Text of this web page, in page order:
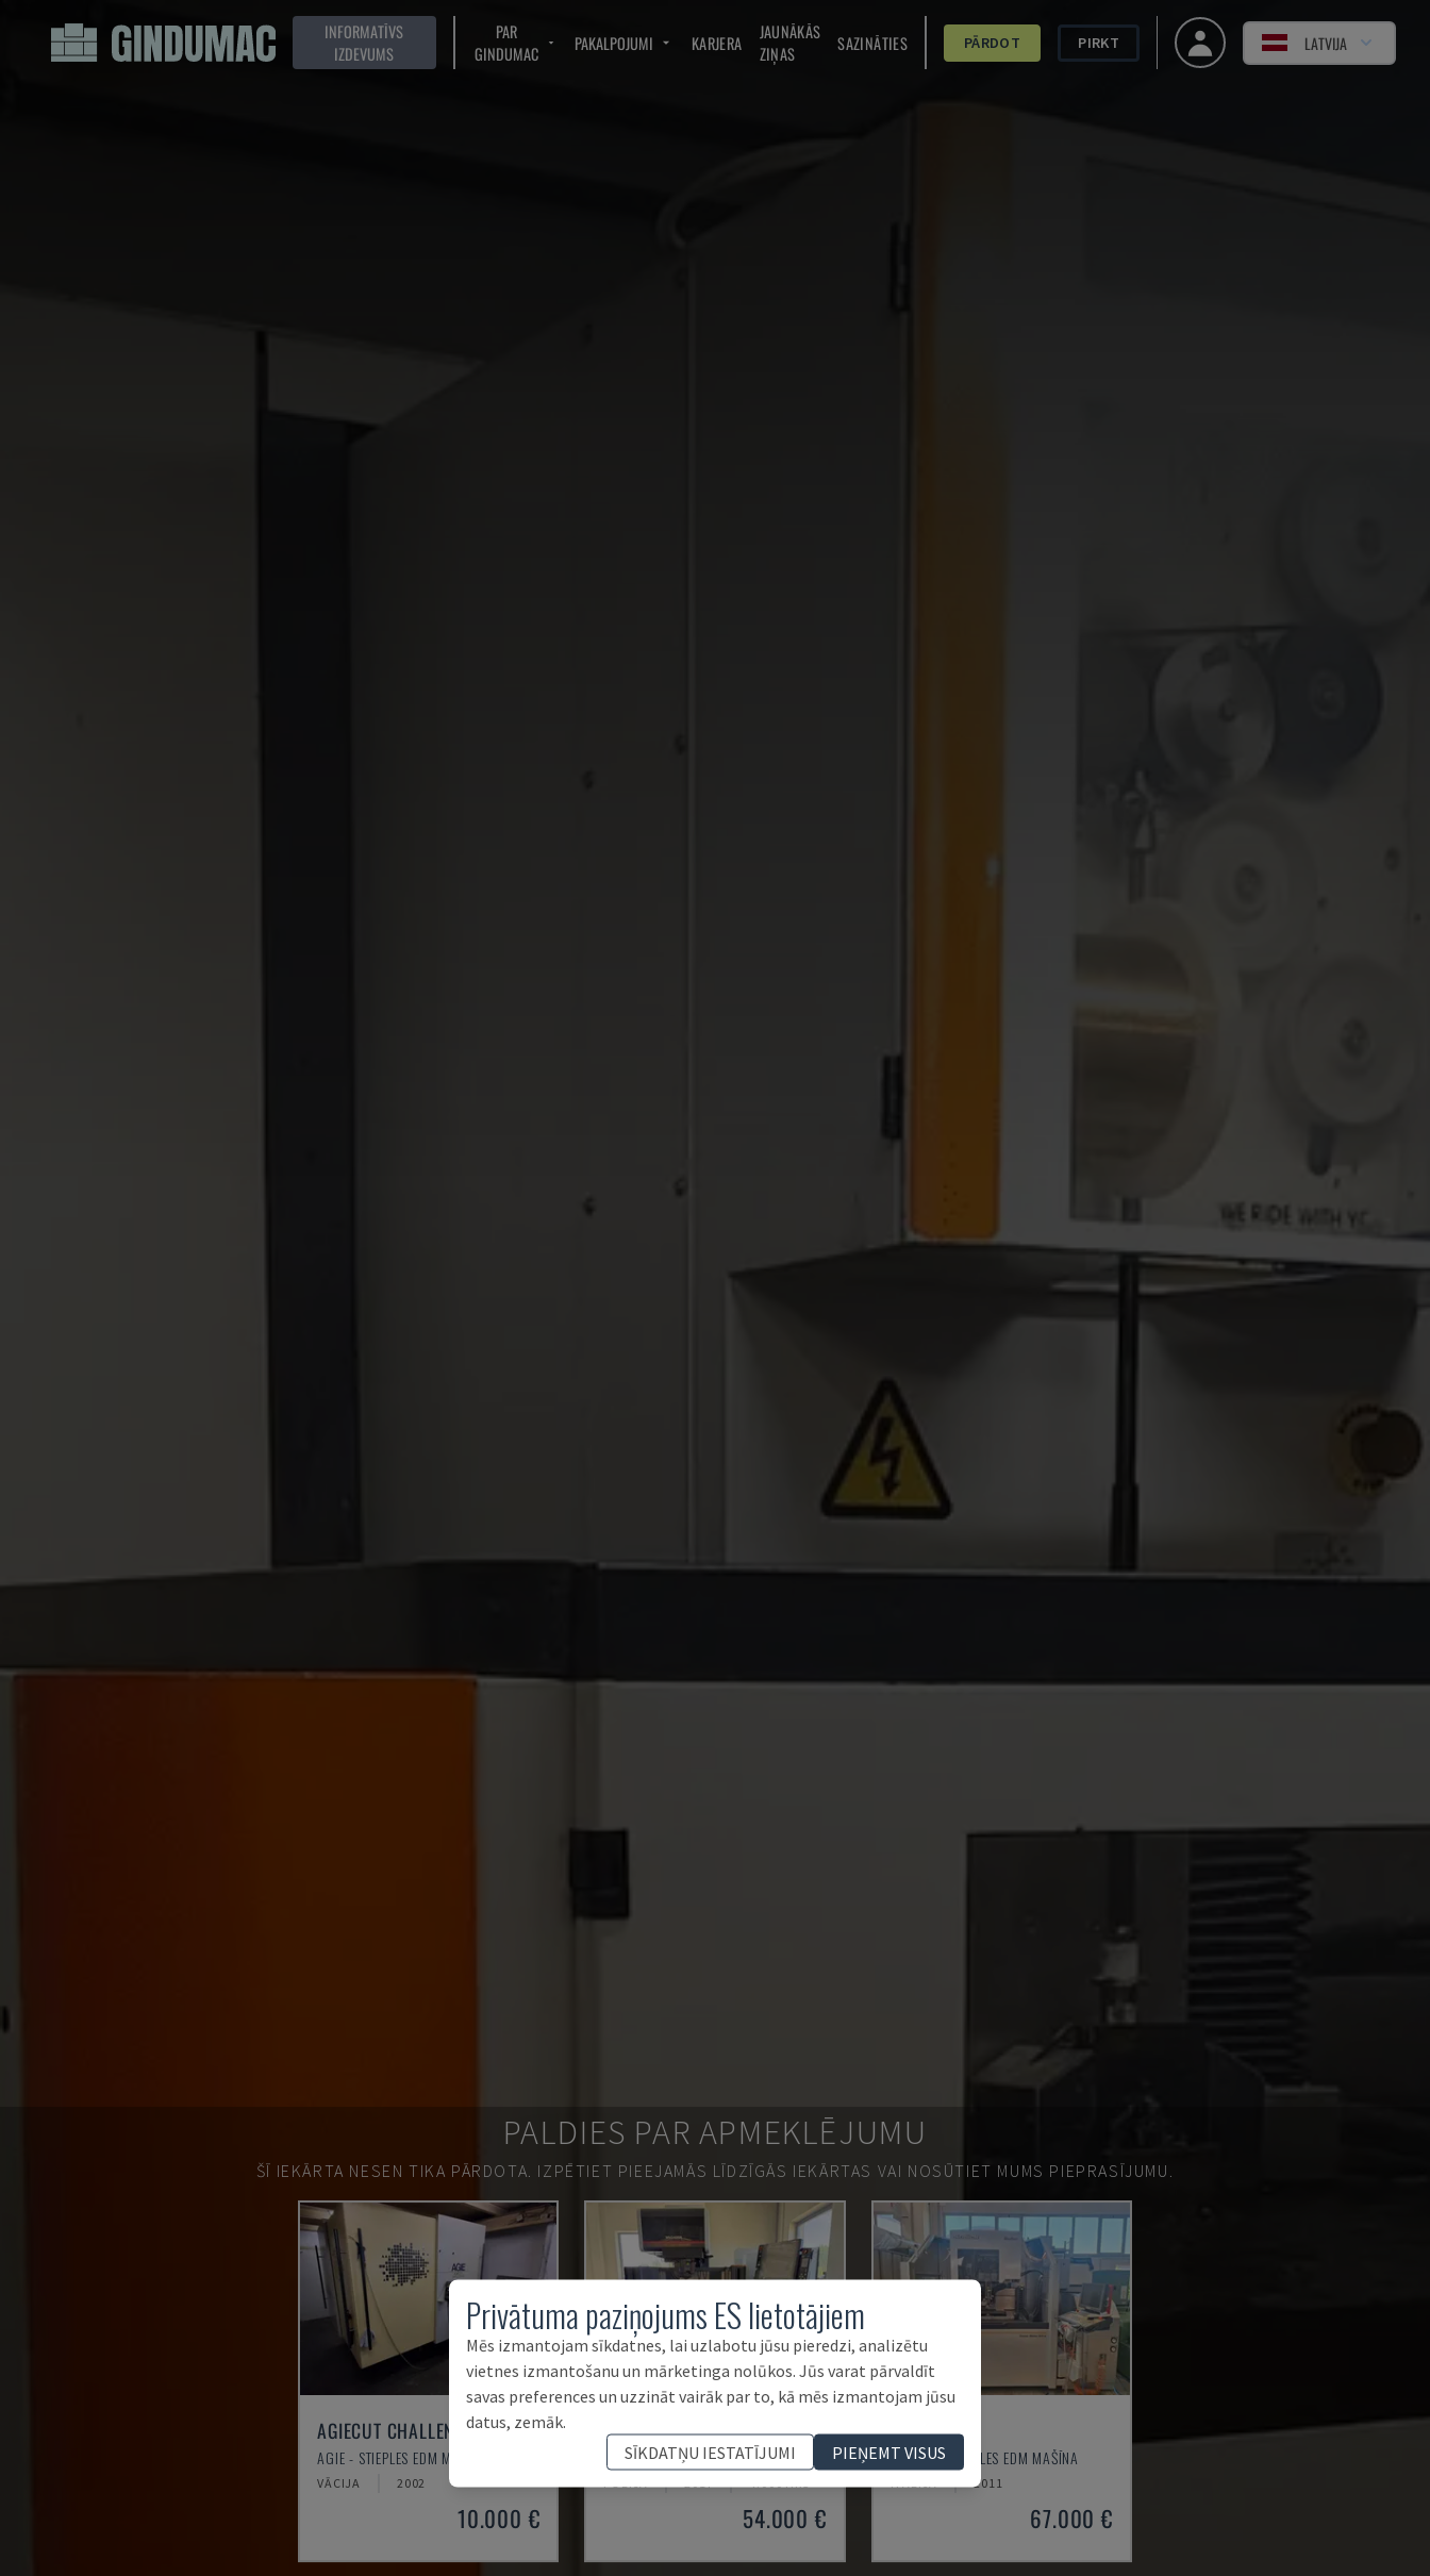
INFORMATĪVS
IZDEVUMS
PAR
GINDUMAC
PAKALPOJUMI KARJERA
JAUNĀKĀS
ZIŅAS
SAZINĀTIES PĀRDOT PIRKT LATVIJA
PALDIES PAR APMEKLĒJUMU
ŠĪ IEKĀRTA NESEN TIKA PĀRDOTA. IZPĒTIET PIEEJAMĀS LĪDZĪGĀS IEKĀRTAS VAI NOSŪTIET MUMS PIEPRASĪJUMU.
AGIECUT CHALLENGE 2
AGIE - STIEPLES EDM MAŠĪNA
VĀCIJA 2002
10.000 €
MV2400R
MITSUBISHI - STIEPLES EDM MAŠĪNA
54.000 €
AG 600 L
SODICK - STIEPLES EDM MAŠĪNA
2011
67.000 €
Privātuma paziņojums ES lietotājiem
Mēs izmantojam sīkdatnes, lai uzlabotu jūsu pieredzi, analizētu
vietnes izmantošanu un mārketinga nolūkos. Jūs varat pārvaldīt
savas preferences un uzzināt vairāk par to, kā mēs izmantojam jūsu
datus, zemāk.
SĪKDATŅU IESTATĪJUMI
PIEŅEMT VISUS